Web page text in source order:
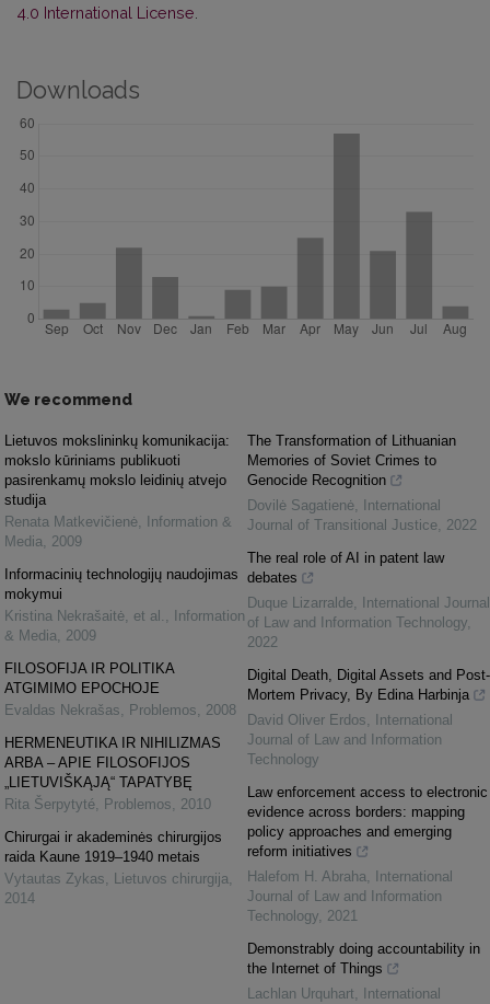
4.0 International License
Downloads
We recommend
Lietuvos mokslininkų komunikacija:
mokslo kūriniams publikuoti
pasirenkamų mokslo leidinių atvejo
studija
Renata Matkevičienė,
Information &
Media, 2009
Informacinių technologijų naudojimas
mokymui
Kristina Nekrašaitė, et al. ,
Information
& Media, 2009
FILOSOFIJA IR POLITIKA
ATGIMIMO EPOCHOJE
Evaldas Nekrašas, Problemos, 2008
HERMENEUTIKA IR NIHILIZMAS
ARBA – APIE FILOSOFIJOS
„LIETUVIŠKĄJĄ“ TAPATYBĘ
Rita Šerpytyté, Problemos, 2010
Chirurgai ir akademinės chirurgijos
raida Kaune 1919–1940 metais
Vytautas Zykas, Lietuvos chirurgija,
2014
The Transformation of Lithuanian
Memories of Soviet Crimes to
Genocide Recognition
Dovilė Sagatienė,
International
Journal of Transitional Justice, 2022
The real role of AI in patent law
debates
Duque Lizarralde,
International Journal
of Law and Information Technology,
2022
Digital Death, Digital Assets and Post-
Mortem Privacy, By Edina Harbinja
David Oliver Erdos,
International
Journal of Law and Information
Technology
Law enforcement access to electronic
evidence across borders: mapping
policy approaches and emerging
reform initiatives
Halefom H. Abraha,
International
Journal of Law and Information
Technology, 2021
Demonstrably doing accountability in
the Internet of Things
Lachlan Urquhart,
International